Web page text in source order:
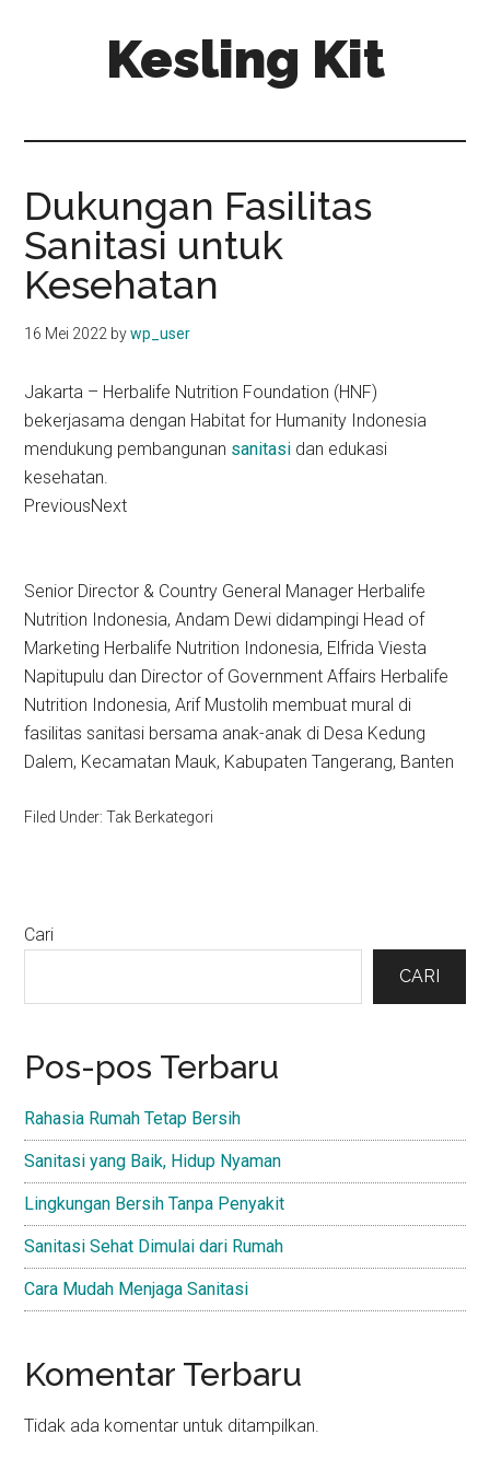
Kesling Kit
Dukungan Fasilitas
Sanitasi untuk
Kesehatan
16 Mei 2022 bywp_user
Jakarta – Herbalife Nutrition Foundation (HNF)
bekerjasama dengan Habitat for Humanity Indonesia
mendukung pembangunan sanitasi dan edukasi
kesehatan.
PreviousNext
Senior Director & Country General Manager Herbalife
Nutrition Indonesia, Andam Dewi didampingi Head of
Marketing Herbalife Nutrition Indonesia, Elfrida Viesta
Napitupulu dan Director of Government Affairs Herbalife
Nutrition Indonesia, Arif Mustolih membuat mural di
fasilitas sanitasi bersama anak-anak di Desa Kedung
Dalem, Kecamatan Mauk, Kabupaten Tangerang, Banten
Filed Under: Tak Berkategori
Primary
Cari
CARI
Pos-pos Terbaru
Rahasia Rumah Tetap Bersih
Sanitasi yang Baik, Hidup Nyaman
Lingkungan Bersih Tanpa Penyakit
Sanitasi Sehat Dimulai dari Rumah
Cara Mudah Menjaga Sanitasi
Komentar Terbaru
Tidak ada komentar untuk ditampilkan.